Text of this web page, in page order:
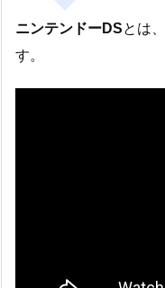
ニンテンドーDSとは、
す。